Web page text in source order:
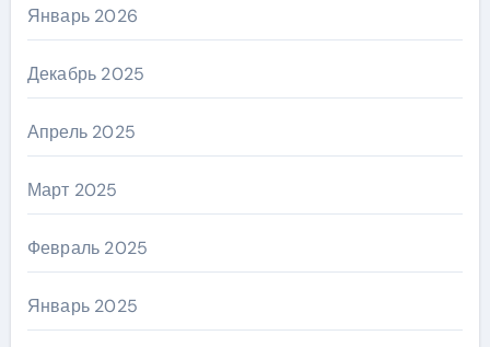
Январь 2026
Декабрь 2025
Апрель 2025
Март 2025
Февраль 2025
Январь 2025